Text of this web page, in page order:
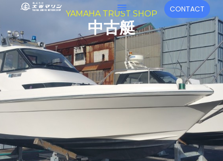
ス
キ
ッ
プ
メ
ニ
ュ
ー
CONTACT
YAMAHA TRUST SHOP
中古艇